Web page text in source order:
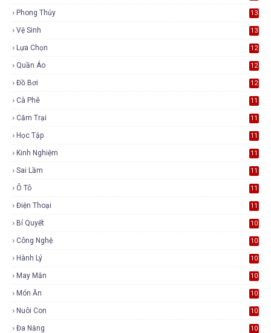
Phong Thủy 13
Vệ Sinh 13
Lựa Chọn 12
Quần Áo 12
Đồ Bơi 12
Cà Phê 11
Cắm Trại 11
Học Tập 11
Kinh Nghiệm 11
Sai Lầm 11
Ô Tô 11
Điện Thoại 11
Bí Quyết 10
Công Nghệ 10
Hành Lý 10
May Mắn 10
Món Ăn 10
Nuôi Con 10
Đa Năng 10